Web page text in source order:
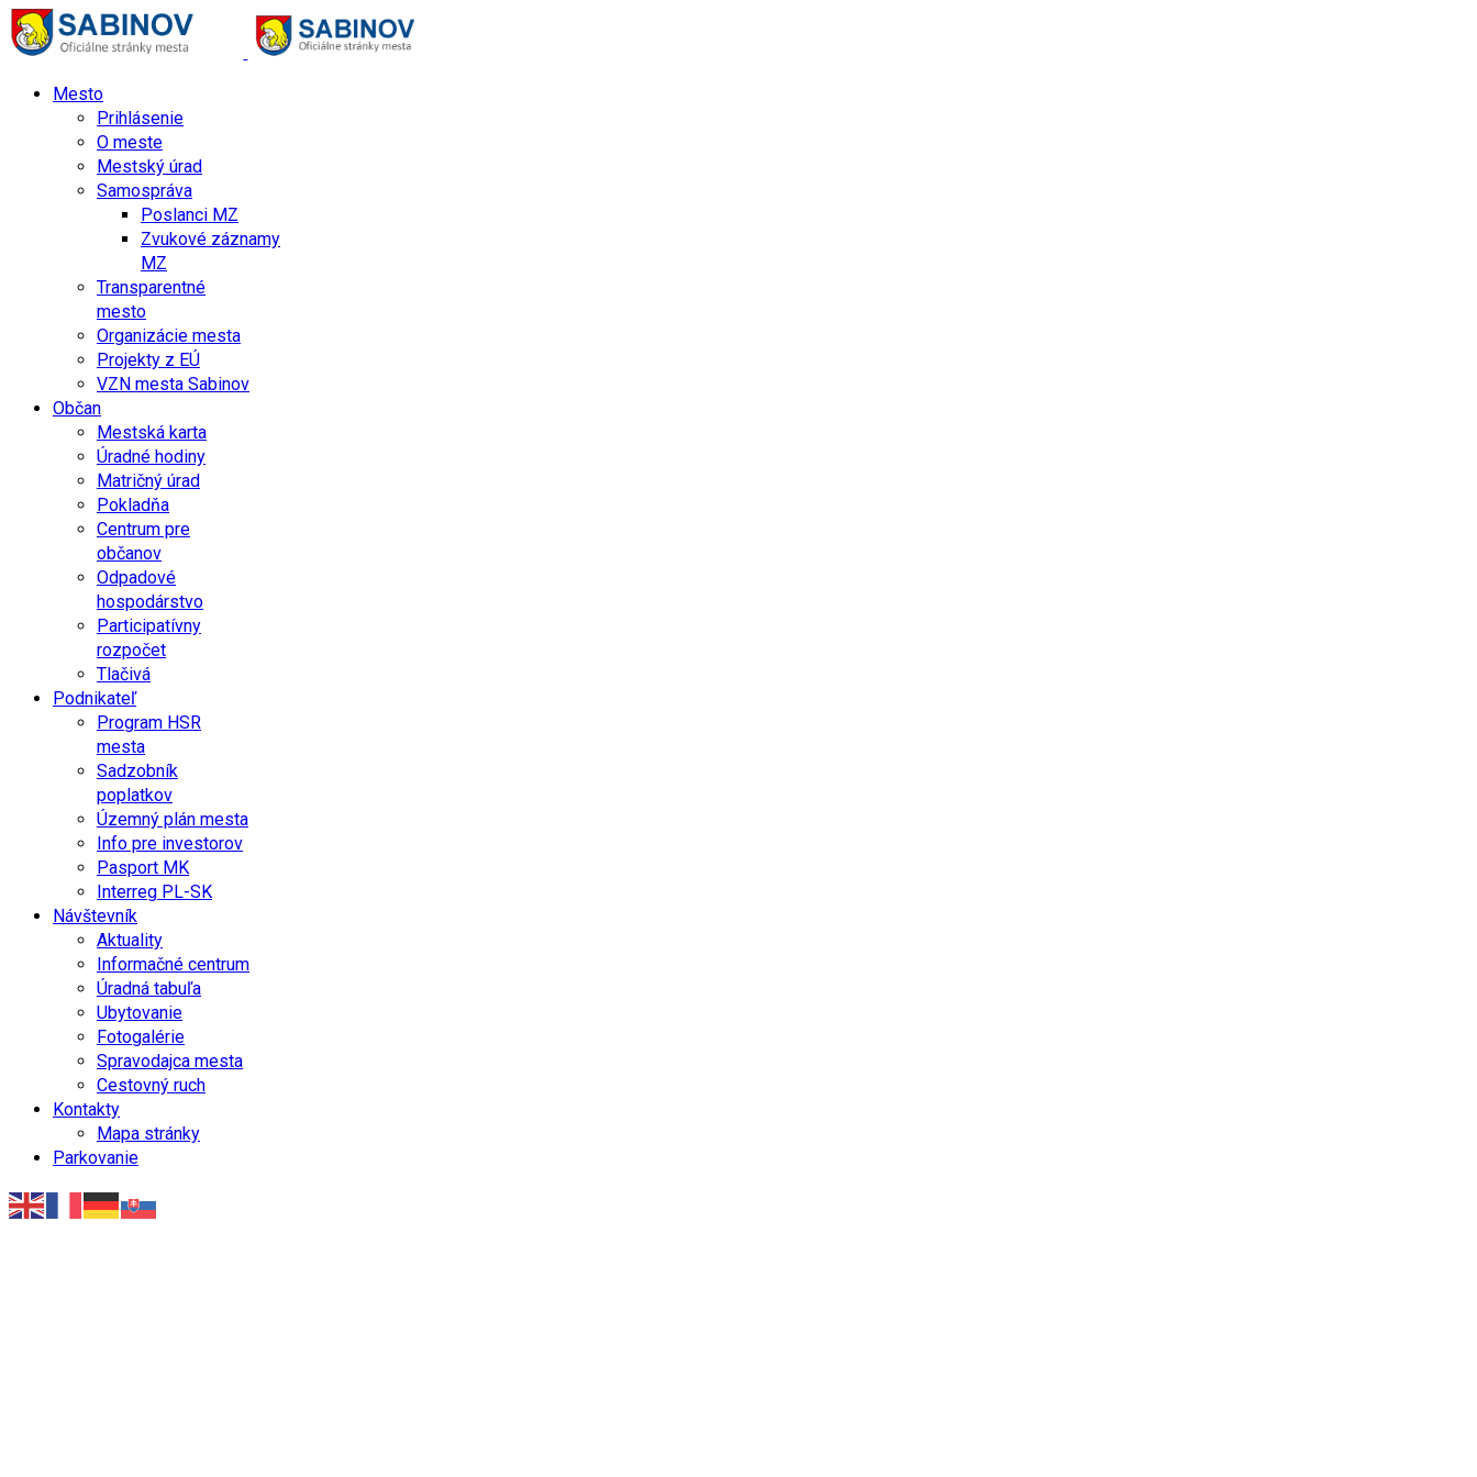
Mesto
Prihlásenie
O meste
Mestský úrad
Samospráva
Poslanci MZ
Zvukové záznamy
MZ
Transparentné
mesto
Organizácie mesta
Projekty z EÚ
VZN mesta Sabinov
Občan
Mestská karta
Úradné hodiny
Matričný úrad
Pokladňa
Centrum pre
občanov
Odpadové
hospodárstvo
Participatívny
rozpočet
Tlačivá
Podnikateľ
Program HSR
mesta
Sadzobník
poplatkov
Územný plán mesta
Info pre investorov
Pasport MK
Interreg PL-SK
Návštevník
Aktuality
Informačné centrum
Úradná tabuľa
Ubytovanie
Fotogalérie
Spravodajca mesta
Cestovný ruch
Kontakty
Mapa stránky
Parkovanie